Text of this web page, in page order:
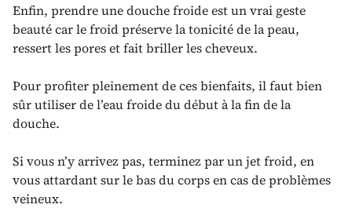
Enfin, prendre une douche froide est un vrai geste
beauté car le froid préserve la tonicité de la peau,
ressert les pores et fait briller les cheveux.
Pour profiter pleinement de ces bienfaits, il faut bien
sûr utiliser de l’eau froide du début à la fin de la
douche.
Si vous n’y arrivez pas, terminez par un jet froid, en
vous attardant sur le bas du corps en cas de problèmes
veineux.